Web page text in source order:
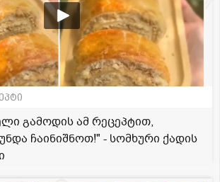
გამოდის ამ რეცეპტით,
ჩაინიშნოთ!" - სომხური ქადის